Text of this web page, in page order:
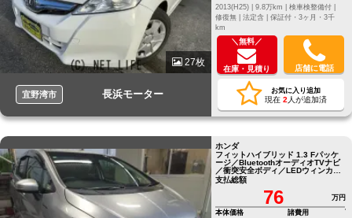
27枚
宜野湾市 長浜モーター
2013(H25) |
9.8万km |
検車検整備付 |
修復無 | 法定含 | 保証付・3ヶ月・3千
km
＼無料／
在庫・見積り 店舗に電話
お気に入り追加
現在 2 人が追加済
ホンダ
フィットハイブリッド 1.3 Fパッケ
ージ／BluetoothオーディオTVナビ
／衝突安全ボディ／LEDウィンカー
ミラー／キー2つ
支払総額
76
万円
本体価格
諸費用